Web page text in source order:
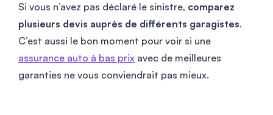
Si vous n’avez pas déclaré le sinistre, comparez
plusieurs devis auprès de différents garagistes.
C’est aussi le bon moment pour voir si une
assurance auto à bas prix avec de meilleures
garanties ne vous conviendrait pas mieux.